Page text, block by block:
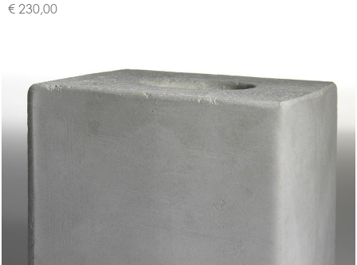
€ 230,00